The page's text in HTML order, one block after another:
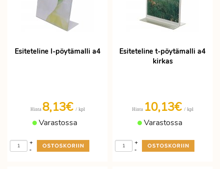
Esiteteline l-pöytämalli a4
Hinta 8,13€ / kpl
Varastossa
-
+
Esiteteline t-pöytämalli a4
kirkas
Hinta 10,13€ / kpl
Varastossa
-
+